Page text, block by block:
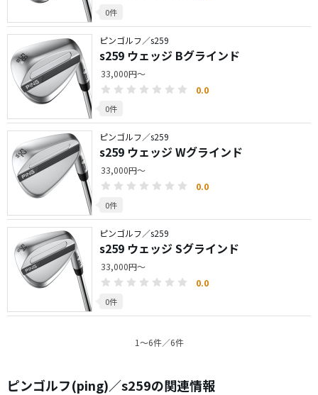
0件
ピンゴルフ／s259
s259 ウェッジ Bグラインド
33,000円～
0.0
0件
ピンゴルフ／s259
s259 ウェッジ Wグラインド
33,000円～
0.0
0件
ピンゴルフ／s259
s259 ウェッジ Sグラインド
33,000円～
0.0
0件
1〜6件／6件
ピンゴルフ(ping)／s259の関連情報